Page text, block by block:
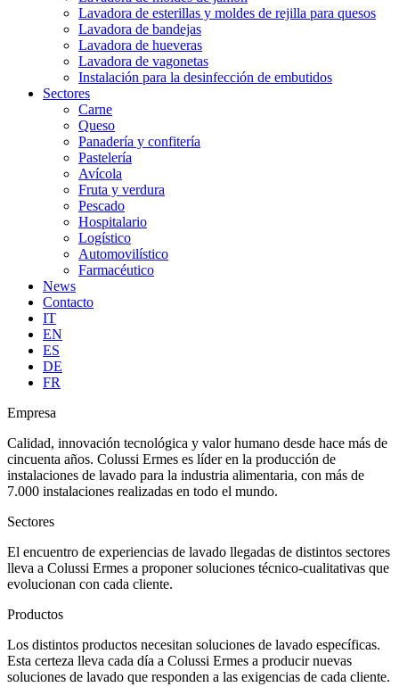
Lavadora de esterillas y moldes de rejilla para quesos
Lavadora de bandejas
Lavadora de hueveras
Lavadora de vagonetas
Instalación para la desinfección de embutidos
Sectores
Carne
Queso
Panadería y confitería
Pastelería
Avícola
Fruta y verdura
Pescado
Hospitalario
Logístico
Automovilístico
Farmacéutico
News
Contacto
IT
EN
ES
DE
FR
Empresa
Calidad, innovación tecnológica y valor humano desde hace más de
cincuenta años. Colussi Ermes es líder en la producción de
instalaciones de lavado para la industria alimentaria, con más de
7.000 instalaciones realizadas en todo el mundo.
Sectores
El encuentro de experiencias de lavado llegadas de distintos sectores
lleva a Colussi Ermes a proponer soluciones técnico-cualitativas que
evolucionan con cada cliente.
Productos
Los distintos productos necesitan soluciones de lavado específicas.
Esta certeza lleva cada día a Colussi Ermes a producir nuevas
soluciones de lavado que responden a las exigencias de cada cliente.